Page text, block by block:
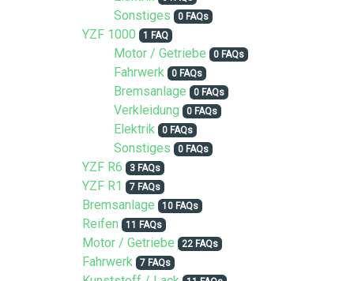
Sonstiges 0 FAQs
YZF 1000 1 FAQ
Motor / Getriebe 0 FAQs
Fahrwerk 0 FAQs
Bremsanlage 0 FAQs
Verkleidung 0 FAQs
Elektrik 0 FAQs
Sonstiges 0 FAQs
YZF R6 3 FAQs
YZF R1 7 FAQs
Bremsanlage 10 FAQs
Reifen 11 FAQs
Motor / Getriebe 22 FAQs
Fahrwerk 7 FAQs